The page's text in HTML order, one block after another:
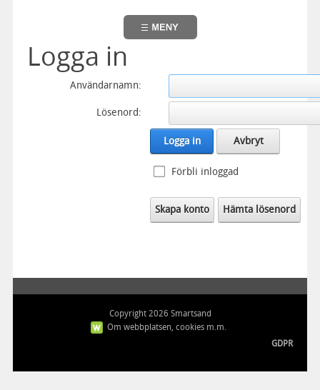
Logga in
Användarnamn:
Lösenord:
Logga in Avbryt
Förbli inloggad
Skapa konto Hämta lösenord
Copyright 2026 Smartsand
Om webbplatsen, cookies m.m.
GDPR